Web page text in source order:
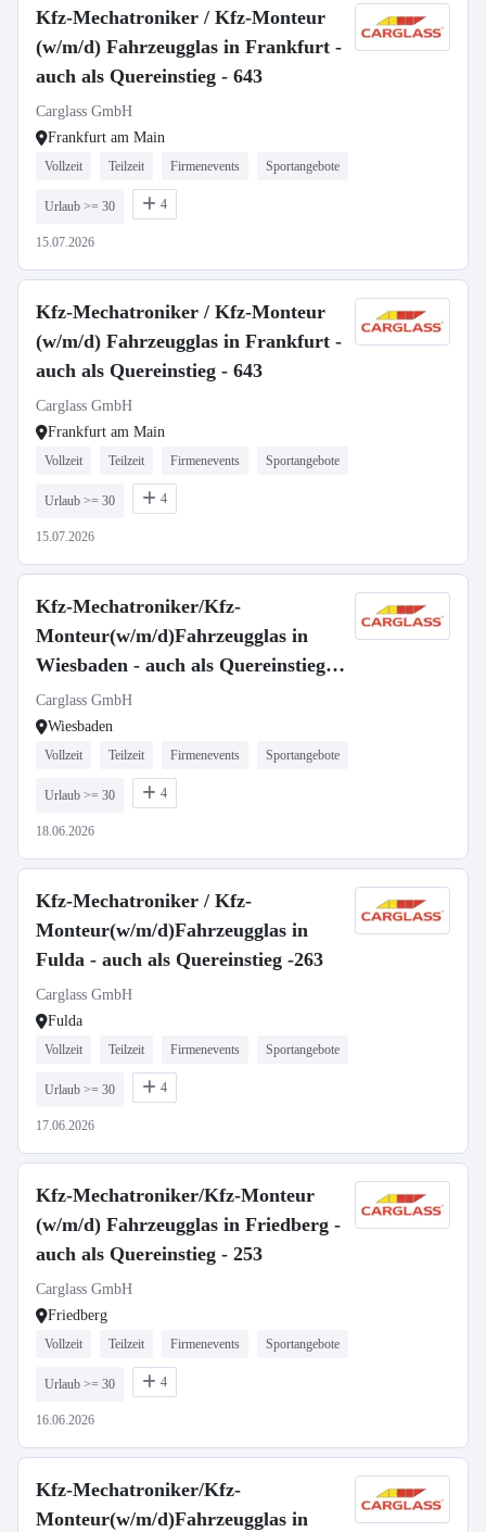
Kfz-Mechatroniker / Kfz-Monteur
(w/m/d) Fahrzeugglas in Frankfurt -
auch als Quereinstieg - 643
Carglass GmbH
Frankfurt am Main
Vollzeit Teilzeit Firmenevents Sportangebote
Urlaub >= 30 4
15.07.2026
Kfz-Mechatroniker / Kfz-Monteur
(w/m/d) Fahrzeugglas in Frankfurt -
auch als Quereinstieg - 643
Carglass GmbH
Frankfurt am Main
Vollzeit Teilzeit Firmenevents Sportangebote
Urlaub >= 30 4
15.07.2026
Kfz-Mechatroniker/Kfz-
Monteur(w/m/d)Fahrzeugglas in
Wiesbaden - auch als Quereinstieg
-237
Carglass GmbH
Wiesbaden
Vollzeit Teilzeit Firmenevents Sportangebote
Urlaub >= 30 4
18.06.2026
Kfz-Mechatroniker / Kfz-
Monteur(w/m/d)Fahrzeugglas in
Fulda - auch als Quereinstieg -263
Carglass GmbH
Fulda
Vollzeit Teilzeit Firmenevents Sportangebote
Urlaub >= 30 4
17.06.2026
Kfz-Mechatroniker/Kfz-Monteur
(w/m/d) Fahrzeugglas in Friedberg -
auch als Quereinstieg - 253
Carglass GmbH
Friedberg
Vollzeit Teilzeit Firmenevents Sportangebote
Urlaub >= 30 4
16.06.2026
Kfz-Mechatroniker/Kfz-
Monteur(w/m/d)Fahrzeugglas in